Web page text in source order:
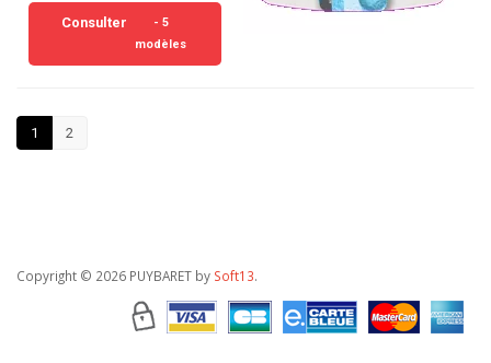
Consulter
- 5
modèles
1 2
Copyright © 2026 PUYBARET by Soft13.